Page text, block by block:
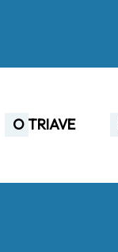
O TRIAVE